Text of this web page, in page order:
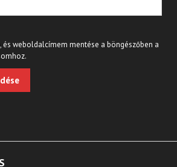
és weboldalcímem mentése a böngészőben a